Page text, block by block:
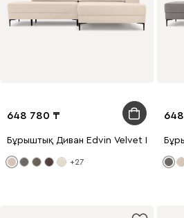
648 780
Бұрыштық Диван Edvin Velvet Light
+27